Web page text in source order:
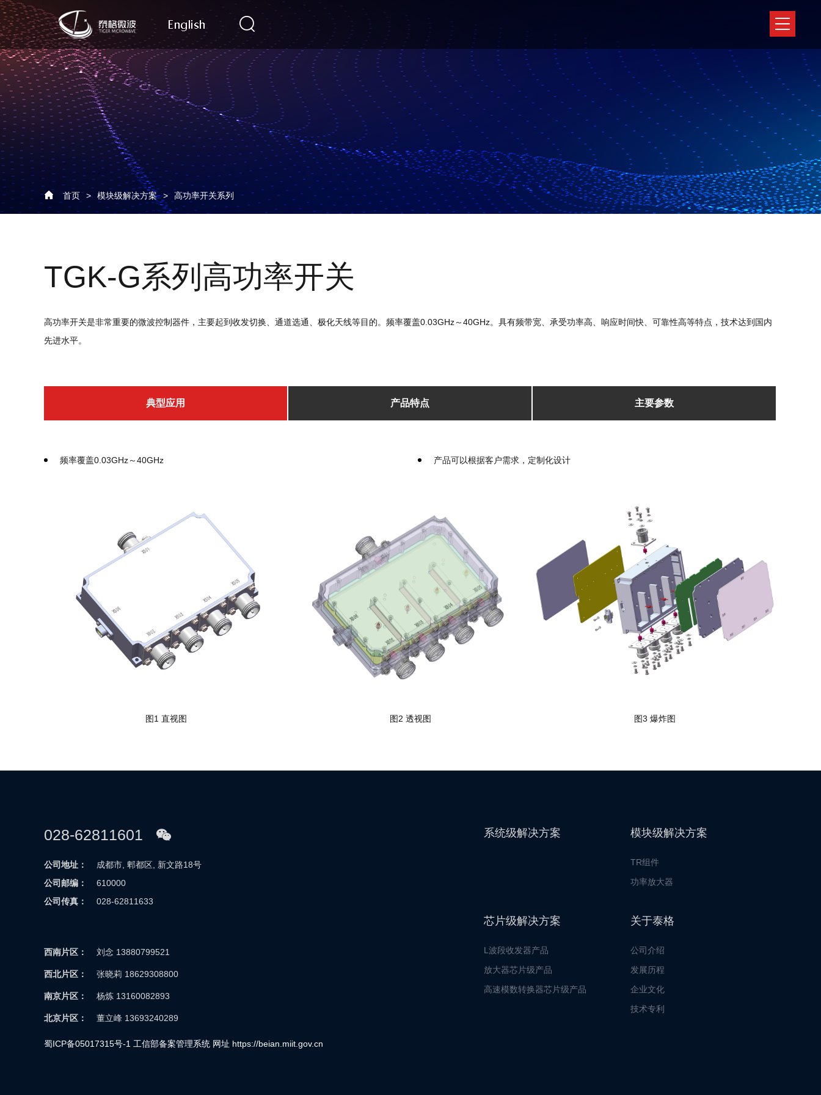
首页 > 模块级解决方案 > 高功率开关系列
TGK-G系列高功率开关
高功率开关是非常重要的微波控制器件，主要起到收发切换、通道选通、极化天线等目的。频率覆盖0.03GHz～40GHz。具有频带宽、承受功率高、响应时间快、可靠性高等特点，技术达到国内
先进水平。
典型应用 产品特点 主要参数
频率覆盖0.03GHz～40GHz 产品可以根据客户需求，定制化设计
图1 直视图 图2 透视图 图3 爆炸图
028-62811601
公司地址：
成都市, 郫都区, 新文路18号
公司邮编：
610000
公司传真：
028-62811633
西南片区： 刘念 13880799521
西北片区： 张晓莉 18629308800
南京片区： 杨炼 13160082893
北京片区： 董立峰 13693240289
蜀ICP备05017315号-1 工信部备案管理系统 网址 https://beian.miit.gov.cn
系统级解决方案 模块级解决方案
TR组件
功率放大器
芯片级解决方案
L波段收发器产品
放大器芯片级产品
高速模数转换器芯片级产品
关于泰格
公司介绍
发展历程
企业文化
技术专利